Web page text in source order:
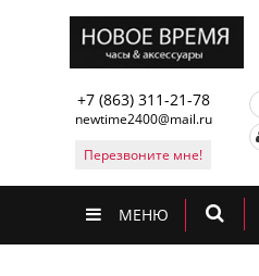
+7 (863) 311-21-78
newtime2400@mail.ru
Перезвоните мне!
МЕНЮ